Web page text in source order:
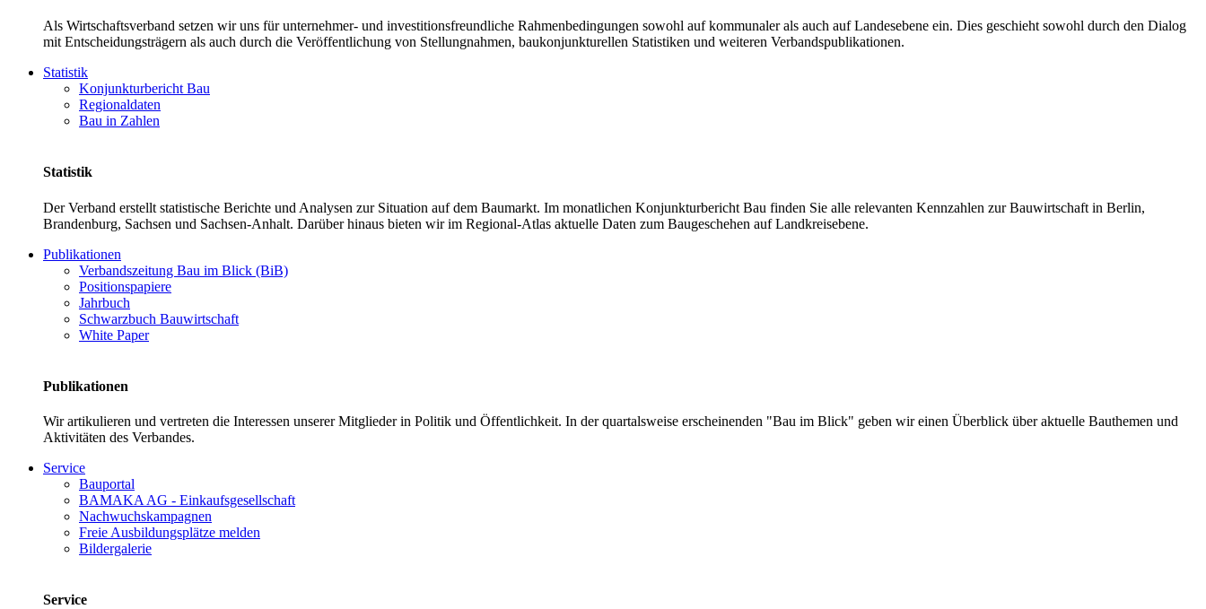
Als Wirtschaftsverband setzen wir uns für unternehmer- und investitionsfreundliche Rahmenbedingungen sowohl auf kommunaler als auch auf Landesebene ein. Dies geschieht sowohl durch den Dialog
mit Entscheidungsträgern als auch durch die Veröffentlichung von Stellungnahmen, baukonjunkturellen Statistiken und weiteren Verbandspublikationen.
Statistik
Konjunkturbericht Bau
Regionaldaten
Bau in Zahlen
Statistik
Der Verband erstellt statistische Berichte und Analysen zur Situation auf dem Baumarkt. Im monatlichen Konjunkturbericht Bau finden Sie alle relevanten Kennzahlen zur Bauwirtschaft in Berlin,
Brandenburg, Sachsen und Sachsen-Anhalt. Darüber hinaus bieten wir im Regional-Atlas aktuelle Daten zum Baugeschehen auf Landkreisebene.
Publikationen
Verbandszeitung Bau im Blick (BiB)
Positionspapiere
Jahrbuch
Schwarzbuch Bauwirtschaft
White Paper
Publikationen
Wir artikulieren und vertreten die Interessen unserer Mitglieder in Politik und Öffentlichkeit. In der quartalsweise erscheinenden "Bau im Blick" geben wir einen Überblick über aktuelle Bauthemen und
Aktivitäten des Verbandes.
Service
Bauportal
BAMAKA AG - Einkaufsgesellschaft
Nachwuchskampagnen
Freie Ausbildungsplätze melden
Bildergalerie
Service